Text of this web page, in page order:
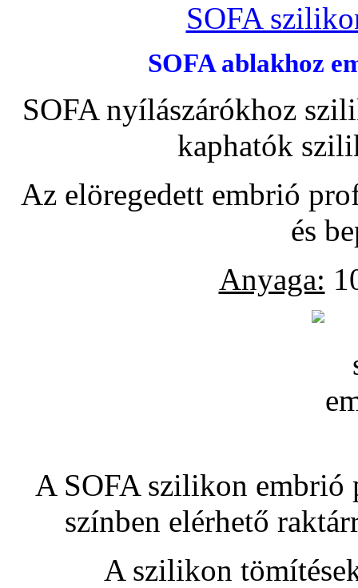
SOFA
SOFA ablakhoz
SOFA nyílászárókhoz
kaphatók
Az elöregedett embrió
és
Anyaga:
A SOFA szilikon embrió
színben elérhető
A szilikon